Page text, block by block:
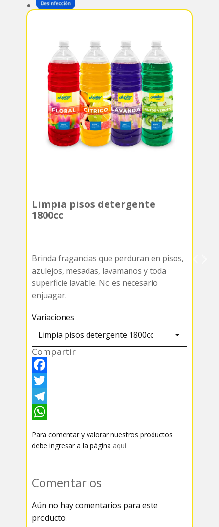
Limpia pisos detergente
1800cc
Brinda fragancias que perduran en pisos,
azulejos, mesadas, lavamanos y toda
superficie lavable. No es necesario
enjuagar.
Variaciones
Compartir
F
a
c
b
k
T
w
t
T
l
a
m
h
s
A
p
Para comentar y valorar nuestros productos
debe ingresar a la página aquí
Comentarios
Aún no hay comentarios para este
producto.